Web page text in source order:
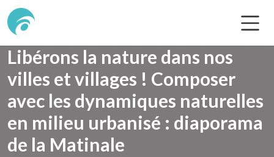
Libérons la nature dans nos
villes et villages ! Composer
avec les dynamiques naturelles
en milieu urbanisé : diaporama
de la Matinale